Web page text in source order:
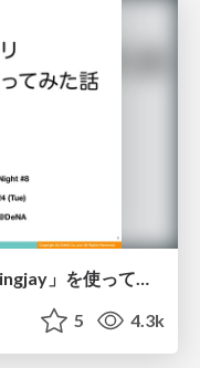
HTTPモックライブラリ「Mockingjay」を使ってみた話/swift-mockingjay
5 4.3k